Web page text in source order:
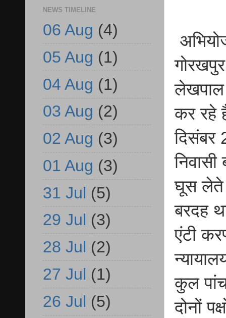
लेखपाल
कर रहे
दिसंबर
घूस लेते
बरदह
एंटी
कुल पांच
दोनों
NEWS TIMELINE
06 Aug (4)
05 Aug (1)
04 Aug (1)
03 Aug (2)
02 Aug (3)
01 Aug (3)
31 Jul (5)
29 Jul (3)
28 Jul (2)
27 Jul (1)
26 Jul (5)